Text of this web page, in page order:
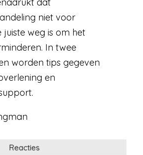
niet voor
juiste weg is om het
In twee
worden tips gegeven
en
Reacties